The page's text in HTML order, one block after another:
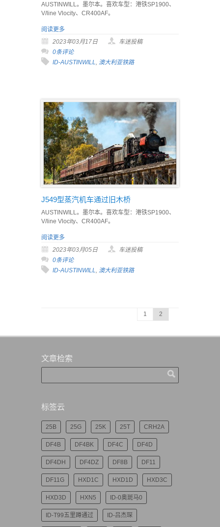
AUSTINWILL。墨尔本。喜欢车型：港铁SP1900、
V/line Vlocity、CR400AF。
阅读更多
2023年03月17日
车迷投稿
0条评论
ID-AUSTINWILL, 澳大利亚铁路
J549型蒸汽机车通过旧木桥
AUSTINWILL。墨尔本。喜欢车型：港铁SP1900、
V/line Vlocity、CR400AF。
阅读更多
2023年03月05日
车迷投稿
0条评论
ID-AUSTINWILL
澳大利亚铁路
1 2
文章检索
标签云
25B 25G 25K 25T CRH2A
DF4B DF4BK DF4C DF4D
DF4DH DF4DZ DF8B DF11
DF11G HXD1C HXD1D HXD3C
HXD3D HXN5 ID-0奥斑马0
ID-T99五里蹲通过 ID-吕杰琛